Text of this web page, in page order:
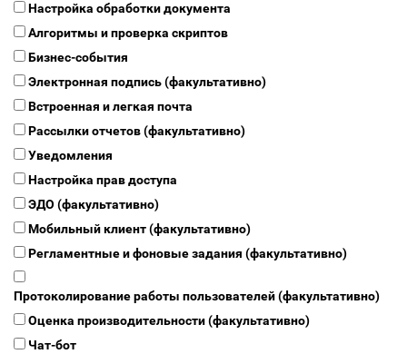
Настройка обработки документа
Алгоритмы и проверка скриптов
Бизнес-события
Электронная подпись (факультативно)
Встроенная и легкая почта
Рассылки отчетов (факультативно)
Уведомления
Настройка прав доступа
ЭДО (факультативно)
Мобильный клиент (факультативно)
Регламентные и фоновые задания (факультативно)
Протоколирование работы пользователей (факультативно)
Оценка производительности (факультативно)
Чат-бот